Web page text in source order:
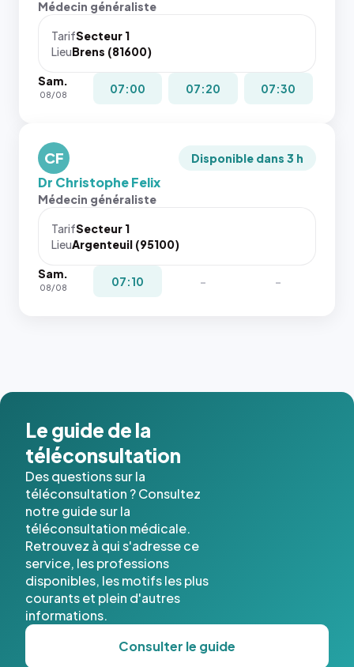
dans ce
cas. #}
navigateur
pas la
place, et
les trois
dernières
images de
l'annuaire
dans ce
cas. #}
Médecin généraliste
TarifSecteur 1
LieuBrens (81600)
Sam.
08/08 07:00 07:20 07:30
CF Disponible dans 3 h
Dr Christophe Felix
Médecin généraliste
TarifSecteur 1
LieuArgenteuil (95100)
Sam.
08/08 07:10 - -
Le guide de la
téléconsultation
Des questions sur la
téléconsultation ? Consultez
notre guide sur la
téléconsultation médicale.
Retrouvez à qui s'adresse ce
service, les professions
disponibles, les motifs les plus
courants et plein d'autres
informations.
Consulter le guide